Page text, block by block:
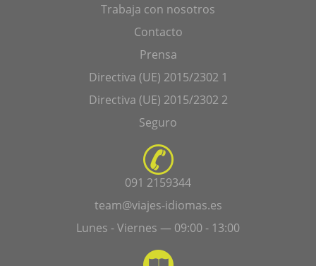
Trabaja con nosotros
Contacto
Prensa
Directiva (UE) 2015/2302 1
Directiva (UE) 2015/2302 2
Seguro
091 2159344
team@viajes-idiomas.es
Lunes - Viernes — 09:00 - 13:00